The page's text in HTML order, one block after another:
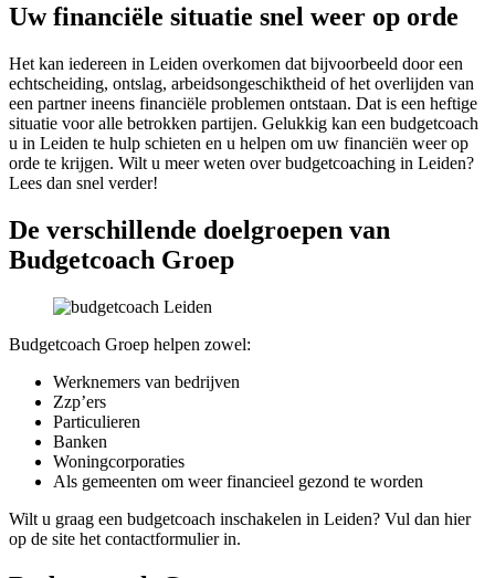
Uw financiële situatie snel weer op orde
Het kan iedereen in Leiden overkomen dat bijvoorbeeld door een
echtscheiding, ontslag, arbeidsongeschiktheid of het overlijden van
een partner ineens financiële problemen ontstaan. Dat is een heftige
situatie voor alle betrokken partijen. Gelukkig kan een budgetcoach
u in Leiden te hulp schieten en u helpen om uw financiën weer op
orde te krijgen. Wilt u meer weten over budgetcoaching in Leiden?
Lees dan snel verder!
De verschillende doelgroepen van
Budgetcoach Groep
Budgetcoach Groep helpen zowel:
Werknemers van bedrijven
Zzp’ers
Particulieren
Banken
Woningcorporaties
Als gemeenten om weer financieel gezond te worden
Wilt u graag een budgetcoach inschakelen in Leiden? Vul dan hier
op de site het contactformulier in.